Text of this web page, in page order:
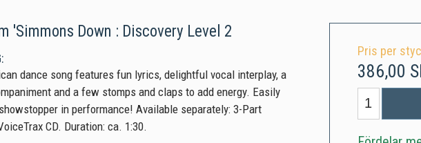
'Simmons Down : Discovery Level 2
dance song features fun lyrics, delightful vocal interplay, a
and a few stomps and claps to add energy. Easily
in performance! Available separately: 3-Part
CD. Duration: ca. 1:30.
Pris per
386,00